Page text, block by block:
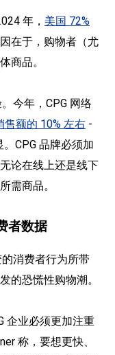
年， 美国 72%
在于，购物者（尤
商品。
今年，CPG 网络
售额的 10% 左右 -
CPG 品牌必须加
论在线上还是线下
需商品。
者数据
消费者行为所带
的恐慌性购物潮。
企业必须更加注重
称，要想更快、